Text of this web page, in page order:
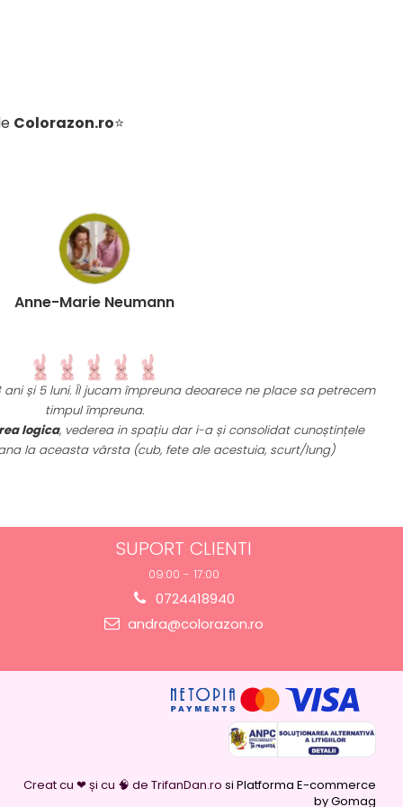
Colorazon.ro⭐
Anne-Marie Neumann
și 5 luni. Îl jucam împreuna deoarece ne place sa petrecem
timpul împreuna.
logica, vederea in spațiu dar i-a și consolidat cunoștințele
la aceasta vârsta (cub, fete ale acestuia, scurt/lung)
SUPORT CLIENTI
09:00 - 17:00
0724418940
andra@colorazon.ro
Creat cu ❤ și cu 🧠 de TrifanDan.ro si Platforma E-commerce
by Gomag